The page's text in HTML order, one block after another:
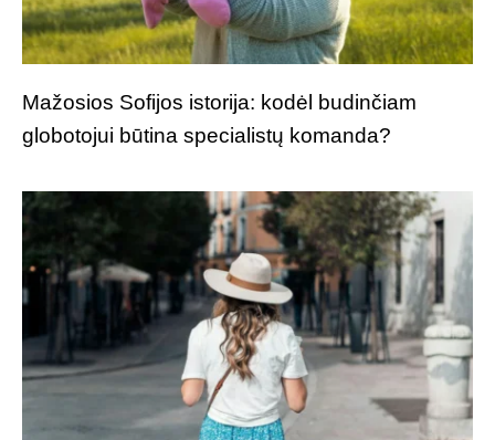
Mažosios Sofijos istorija: kodėl budinčiam
globotojui būtina specialistų komanda?